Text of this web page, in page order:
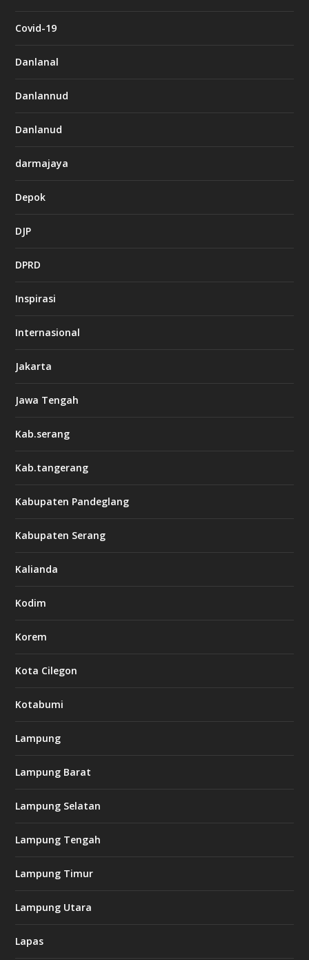
Covid-19
Danlanal
Danlannud
Danlanud
darmajaya
Depok
DJP
DPRD
Inspirasi
Internasional
Jakarta
Jawa Tengah
Kab.serang
Kab.tangerang
Kabupaten Pandeglang
Kabupaten Serang
Kalianda
Kodim
Korem
Kota Cilegon
Kotabumi
Lampung
Lampung Barat
Lampung Selatan
Lampung Tengah
Lampung Timur
Lampung Utara
Lapas